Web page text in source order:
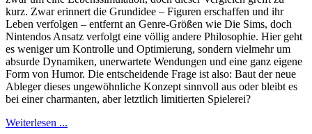
kurz. Zwar erinnert die Grundidee – Figuren erschaffen und ihr
Leben verfolgen – entfernt an Genre-Größen wie Die Sims, doch
Nintendos Ansatz verfolgt eine völlig andere Philosophie. Hier geht
es weniger um Kontrolle und Optimierung, sondern vielmehr um
absurde Dynamiken, unerwartete Wendungen und eine ganz eigene
Form von Humor. Die entscheidende Frage ist also: Baut der neue
Ableger dieses ungewöhnliche Konzept sinnvoll aus oder bleibt es
bei einer charmanten, aber letztlich limitierten Spielerei?
Weiterlesen ...